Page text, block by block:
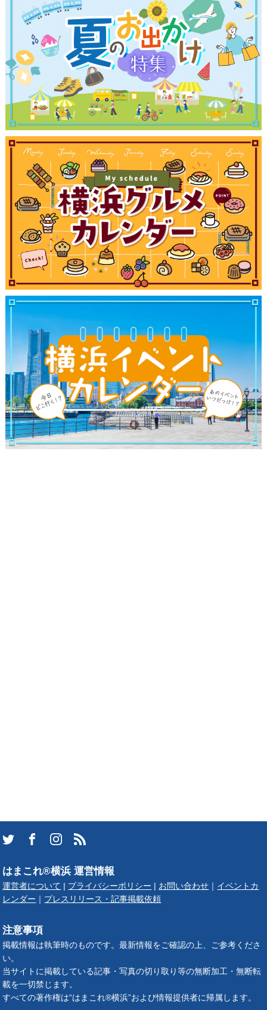
観光ガイド
ランキング
ブログ記事
サイトについて
はまこれ®横浜 運営情報
運営者について プライバシーポリシー お問い合わせ
イベントカ
レンダー
プレスリリース・記事掲載依頼
注意事項
掲載情報は執筆時のものです。最新情報をご確認の上、ご参考くださ
い。
当サイトに掲載している記事・写真の切り取り等の無断加工・無断転
載を一切禁じます。
すべての著作権は“はまこれ®横浜”および情報提供者に帰属します。